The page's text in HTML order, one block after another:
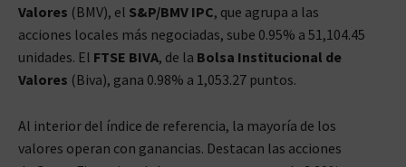
Valores (BMV), el S&P/BMV IPC, que agrupa a las
acciones locales más negociadas, sube 0.95% a 51,104.45
unidades. El FTSE BIVA, de la Bolsa Institucional de
Valores (Biva), gana 0.98% a 1,053.27 puntos.
Al interior del índice de referencia, la mayoría de los
valores operan con ganancias. Destacan las acciones